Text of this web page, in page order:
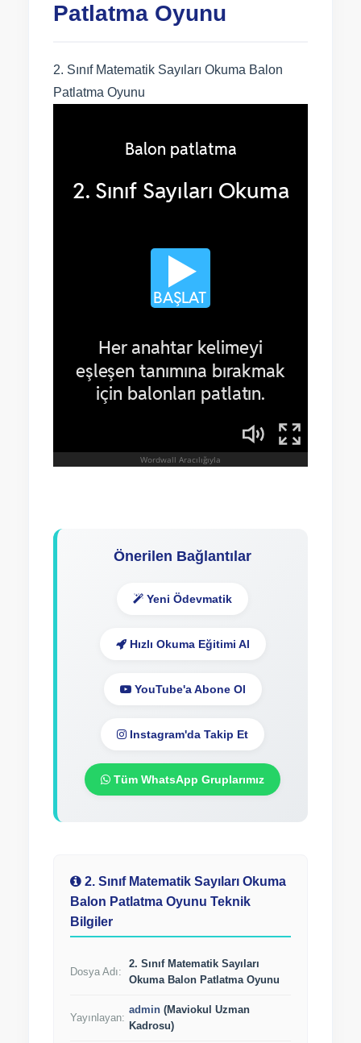
Patlatma Oyunu
2. Sınıf Matematik Sayıları Okuma Balon
Patlatma Oyunu
Önerilen Bağlantılar
Yeni Ödevmatik
Hızlı Okuma Eğitimi Al
YouTube'a Abone Ol
Instagram'da Takip Et
Tüm WhatsApp Gruplarımız
2. Sınıf Matematik Sayıları Okuma
Balon Patlatma Oyunu Teknik
Bilgiler
Dosya Adı:
2. Sınıf Matematik Sayıları
Okuma Balon Patlatma Oyunu
Yayınlayan:
admin (Maviokul Uzman
Kadrosu)